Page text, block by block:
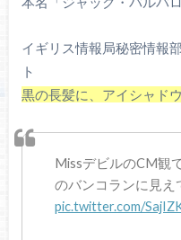
イギリス情報局秘密情報
ト
黒の長髪に、アイシャド
MissデビルのCM観
のバンコランに見え
pic.twitter.com/